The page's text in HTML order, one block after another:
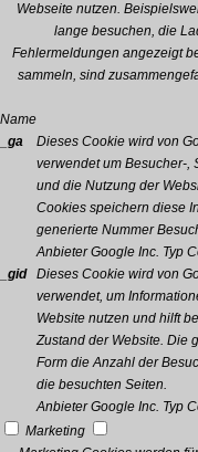
Webseite nutzen.
lange besuchen, die
Fehlermeldungen angezeigt
sammeln, sind
Name
_ga
Dieses Cookie wird von
verwendet um Besucher-,
und die Nutzung der
Cookies speichern diese
generierte Nummer
Anbieter Google Inc. Typ
_gid
Dieses Cookie wird von
verwendet, um
Website nutzen und hilft
Zustand der Website. Die
Form die Anzahl der
die besuchten Seiten.
Anbieter Google Inc. Typ
Marketing